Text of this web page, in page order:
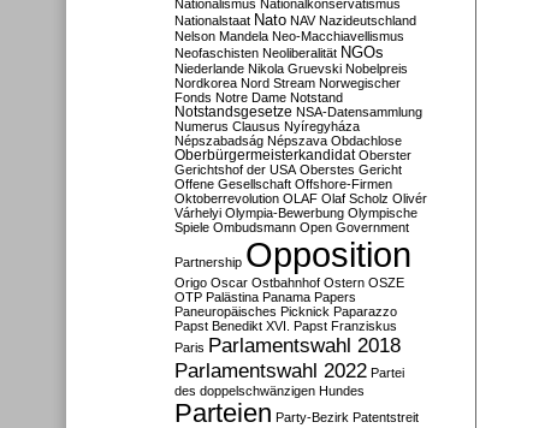
Nationalismus Nationalkonservatismus
Nationalstaat Nato NAV Nazideutschland
Nelson Mandela Neo-Macchiavellismus
Neofaschisten Neoliberalität NGOs
Niederlande Nikola Gruevski Nobelpreis
Nordkorea Nord Stream Norwegischer
Fonds Notre Dame Notstand
Notstandsgesetze NSA-Datensammlung
Numerus Clausus Nyíregyháza
Népszabadság Népszava Obdachlose
Oberbürgermeisterkandidat Oberster
Gerichtshof der USA Oberstes Gericht
Offene Gesellschaft Offshore-Firmen
Oktoberrevolution OLAF Olaf Scholz Olivér
Várhelyi Olympia-Bewerbung Olympische
Spiele Ombudsmann Open Government
Partnership Opposition
Origo Oscar Ostbahnhof Ostern OSZE
OTP Palästina Panama Papers
Paneuropäisches Picknick Paparazzo
Papst Benedikt XVI. Papst Franziskus
Paris Parlamentswahl 2018
Parlamentswahl 2022 Partei
des doppelschwänzigen Hundes
Parteien Party-Bezirk Patentstreit